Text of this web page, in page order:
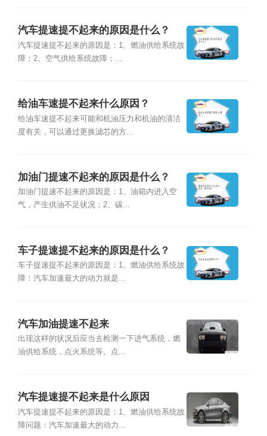
汽车提速提不起来的原因是什么？
汽车提速提不起来的原因是：1、燃油供给系统故
障；2、空气供给系统故障；...
给油车速提不起来什么原因？
给油车速提不起来可能和机油压力和机油的清洁
度有关，可以通过更换滤芯的方...
加油门提速不起来的原因是什么？
加油门提速不起来的原因是：1、油箱内进入空
气，产生供油不足状况；2、碳...
车子提速提不起来的原因是什么？
车子提速提不起来的原因是：1、燃油供给系统故
障：汽车加速最大的动力就是...
汽车加油提速不起来
出现这样的状况后应当去检测一下进气系统，燃
油供给系统，点火系统等。点...
汽车提速提不起来是什么原因
汽车提速提不起来的原因是：1、燃油供给系统故
障问题：汽车加速最大的动力...